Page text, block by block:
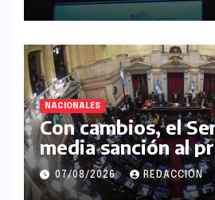
NACIONALES
Con cambios, el
media sanción al
Inviolabilidad de
Privada
07/08/2026 REDACCIÓN